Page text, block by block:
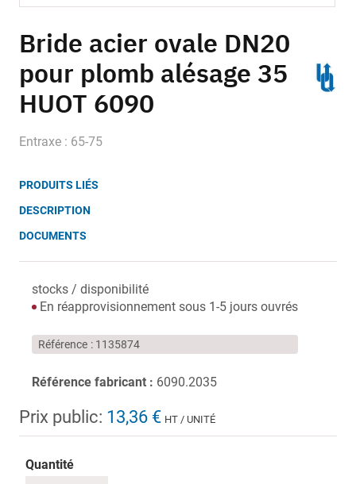
to
the
beginning
of
the
gallery
Bride acier ovale DN20
pour plomb alésage 35
HUOT 6090
Entraxe : 65-75
PRODUITS LIÉS
DESCRIPTION
DOCUMENTS
stocks / disponibilité
En réapprovisionnement sous 1-5 jours ouvrés
Référence 1135874
Référence fabricant : 6090.2035
Prix public: 13,36 € HT / UNITÉ
Quantité